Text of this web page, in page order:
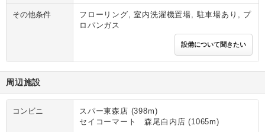
その他条件
フローリング, 室内洗濯機置場, 駐車場あり, プ
ロパンガス
設備について聞きたい
周辺施設
コンビニ
スパー東森店 (398m)
セイコーマート 森尾白内店 (1065m)